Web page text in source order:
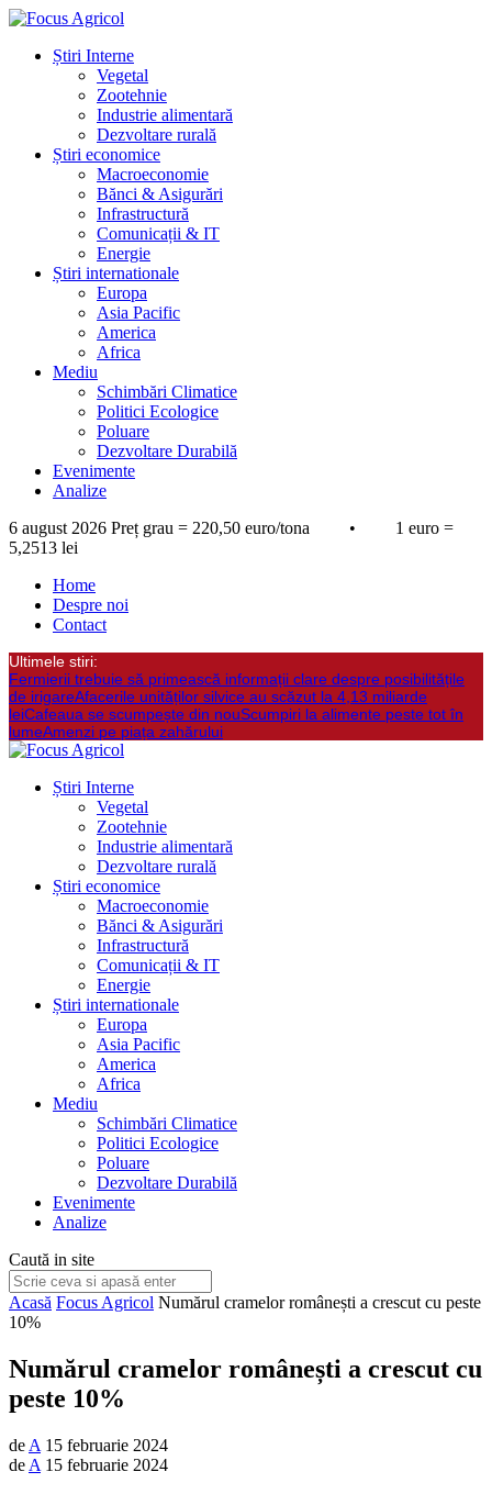
Știri Interne
Vegetal
Zootehnie
Industrie alimentară
Dezvoltare rurală
Știri economice
Macroeconomie
Bănci & Asigurări
Infrastructură
Comunicații & IT
Energie
Știri internationale
Europa
Asia Pacific
America
Africa
Mediu
Schimbări Climatice
Politici Ecologice
Poluare
Dezvoltare Durabilă
Evenimente
Analize
6 august 2026 Preț grau = 220,50 euro/tona • 1 euro =
5,2513 lei
Home
Despre noi
Contact
Ultimele stiri:
Fermierii trebuie să primească informații clare despre posibilitățile
de irigareAfacerile unităților silvice au scăzut la 4,13 miliarde
leiCafeaua se scumpește din nouScumpiri la alimente peste tot în
lumeAmenzi pe piața zahărului
Știri Interne
Vegetal
Zootehnie
Industrie alimentară
Dezvoltare rurală
Știri economice
Macroeconomie
Bănci & Asigurări
Infrastructură
Comunicații & IT
Energie
Știri internationale
Europa
Asia Pacific
America
Africa
Mediu
Schimbări Climatice
Politici Ecologice
Poluare
Dezvoltare Durabilă
Evenimente
Analize
Caută in site
Acasă Focus Agricol Numărul cramelor românești a crescut cu peste
10%
Numărul cramelor românești a crescut cu
peste 10%
de A 15 februarie 2024
de A 15 februarie 2024